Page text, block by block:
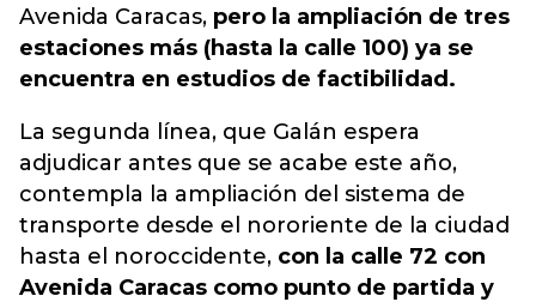
Avenida Caracas, pero la ampliación de tres
estaciones más (hasta la calle 100) ya se
encuentra en estudios de factibilidad.
La segunda línea, que Galán espera
adjudicar antes que se acabe este año,
contempla la ampliación del sistema de
transporte desde el nororiente de la ciudad
hasta el noroccidente, con la calle 72 con
Avenida Caracas como punto de partida y